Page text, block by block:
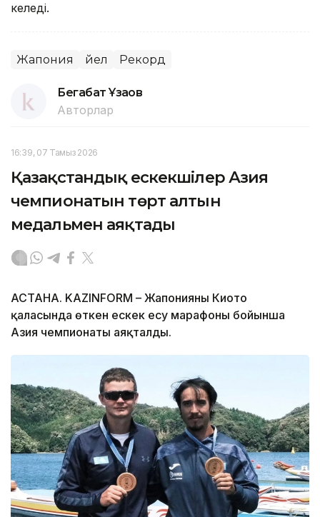
келеді.
Жапония Әйел Рекорд
Бегабат Ұзақов
Авторлар
16:39, 07 Тамыз 2026
Қазақстандық ескекшілер Азия
чемпионатын төрт алтын
медальмен аяқтады
АСТАНА. KAZINFORM – Жапонияның Киото
қаласында өткен ескек есу марафоны бойынша
Азия чемпионаты аяқталды.